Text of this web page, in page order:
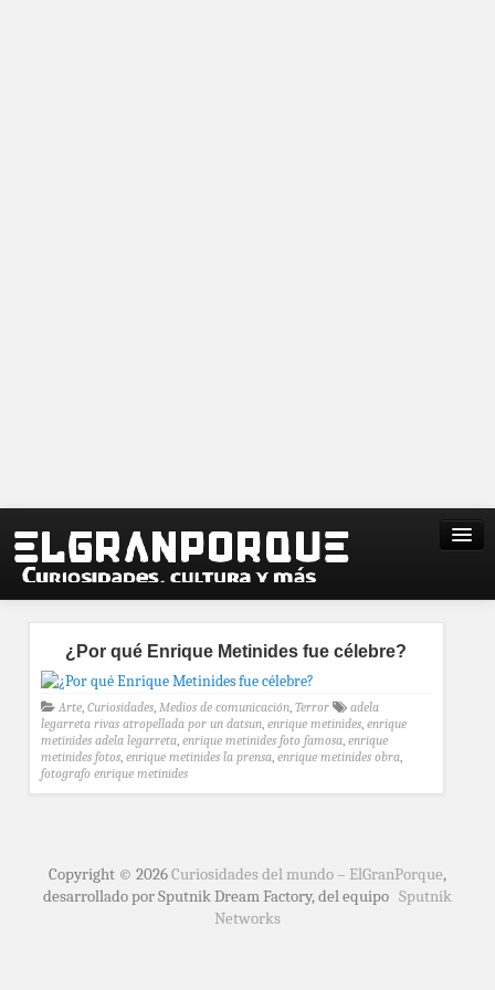
¿Por qué Enrique Metinides fue célebre?
Arte, Curiosidades, Medios de comunicación, Terror
adela
legarreta rivas atropellada por un datsun, enrique metinides, enrique
metinides adela legarreta, enrique metinides foto famosa, enrique
metinides fotos, enrique metinides la prensa, enrique metinides obra,
fotografo enrique metinides
Copyright © 2026Curiosidades del mundo – ElGranPorque,
desarrollado por Sputnik Dream Factory, del equipo Sputnik
Networks